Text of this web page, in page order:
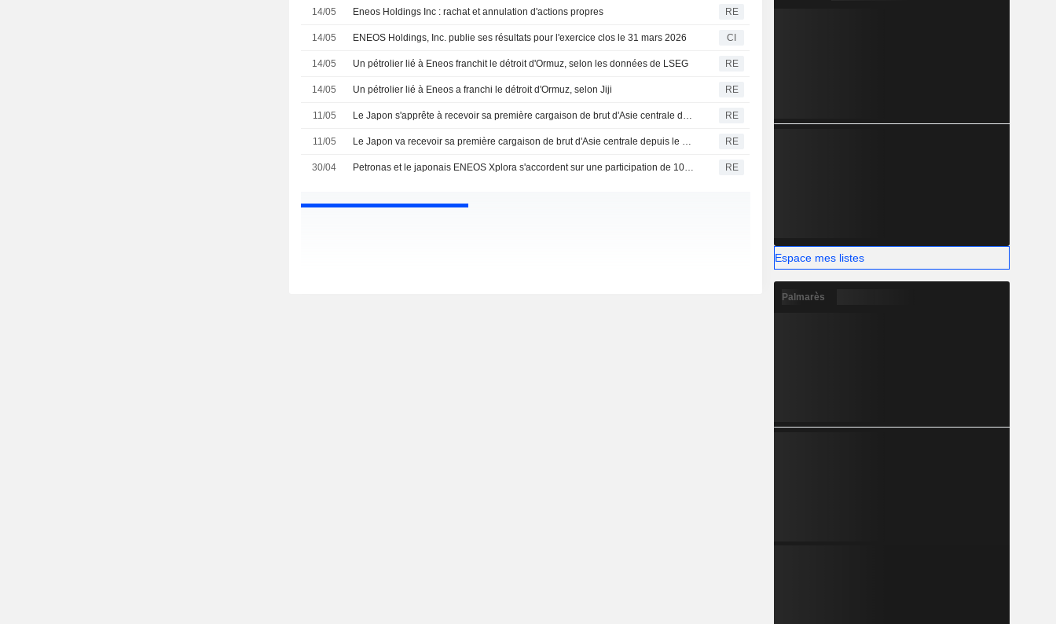
14/05 Eneos Holdings Inc : rachat et annulation d'actions propres RE
14/05 ENEOS Holdings, Inc. publie ses résultats pour l'exercice clos le 31 mars 2026 CI
14/05 Un pétrolier lié à Eneos franchit le détroit d'Ormuz, selon les données de LSEG RE
14/05 Un pétrolier lié à Eneos a franchi le détroit d'Ormuz, selon Jiji RE
11/05 Le Japon s'apprête à recevoir sa première cargaison de brut d'Asie centrale depuis le début de la guerre avec l'Iran RE
11/05 Le Japon va recevoir sa première cargaison de brut d'Asie centrale depuis le début du conflit iranien, selon le gouvernement RE
30/04 Petronas et le japonais ENEOS Xplora s'accordent sur une participation de 10% dans une usine de GNL en Malaisie RE
Espace mes listes
Palmarès